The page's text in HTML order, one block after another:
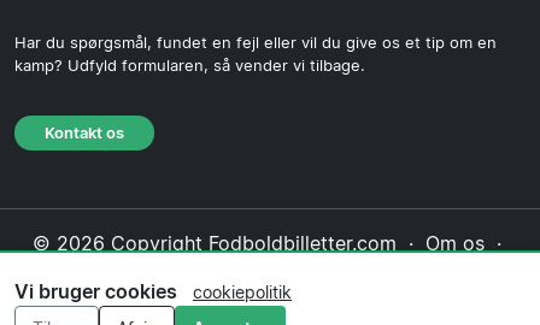
Har du spørgsmål, fundet en fejl eller vil du give os et tip om en
kamp? Udfyld formularen, så vender vi tilbage.
Kontakt os
© 2026 Copyright Fodboldbilletter.com · Om os ·
Redaktionel politik
Vi bruger cookies
cookiepolitik